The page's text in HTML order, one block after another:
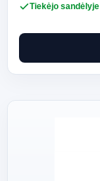
Tiekėjo sandėlyje